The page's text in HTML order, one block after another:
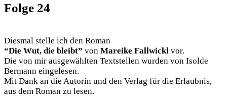
Fol­ge 24
Dies­mal stel­le ich den Roman
“Die Wut, die bleibt” von Marei­ke Fall­wickl vor.
Die von mir aus­ge­wähl­ten Text­stel­len wur­den von Isol­de
Ber­mann ein­ge­le­sen.
Mit Dank an die Autorin und den Ver­lag für die Erlaub­nis,
aus dem Roman zu lesen.